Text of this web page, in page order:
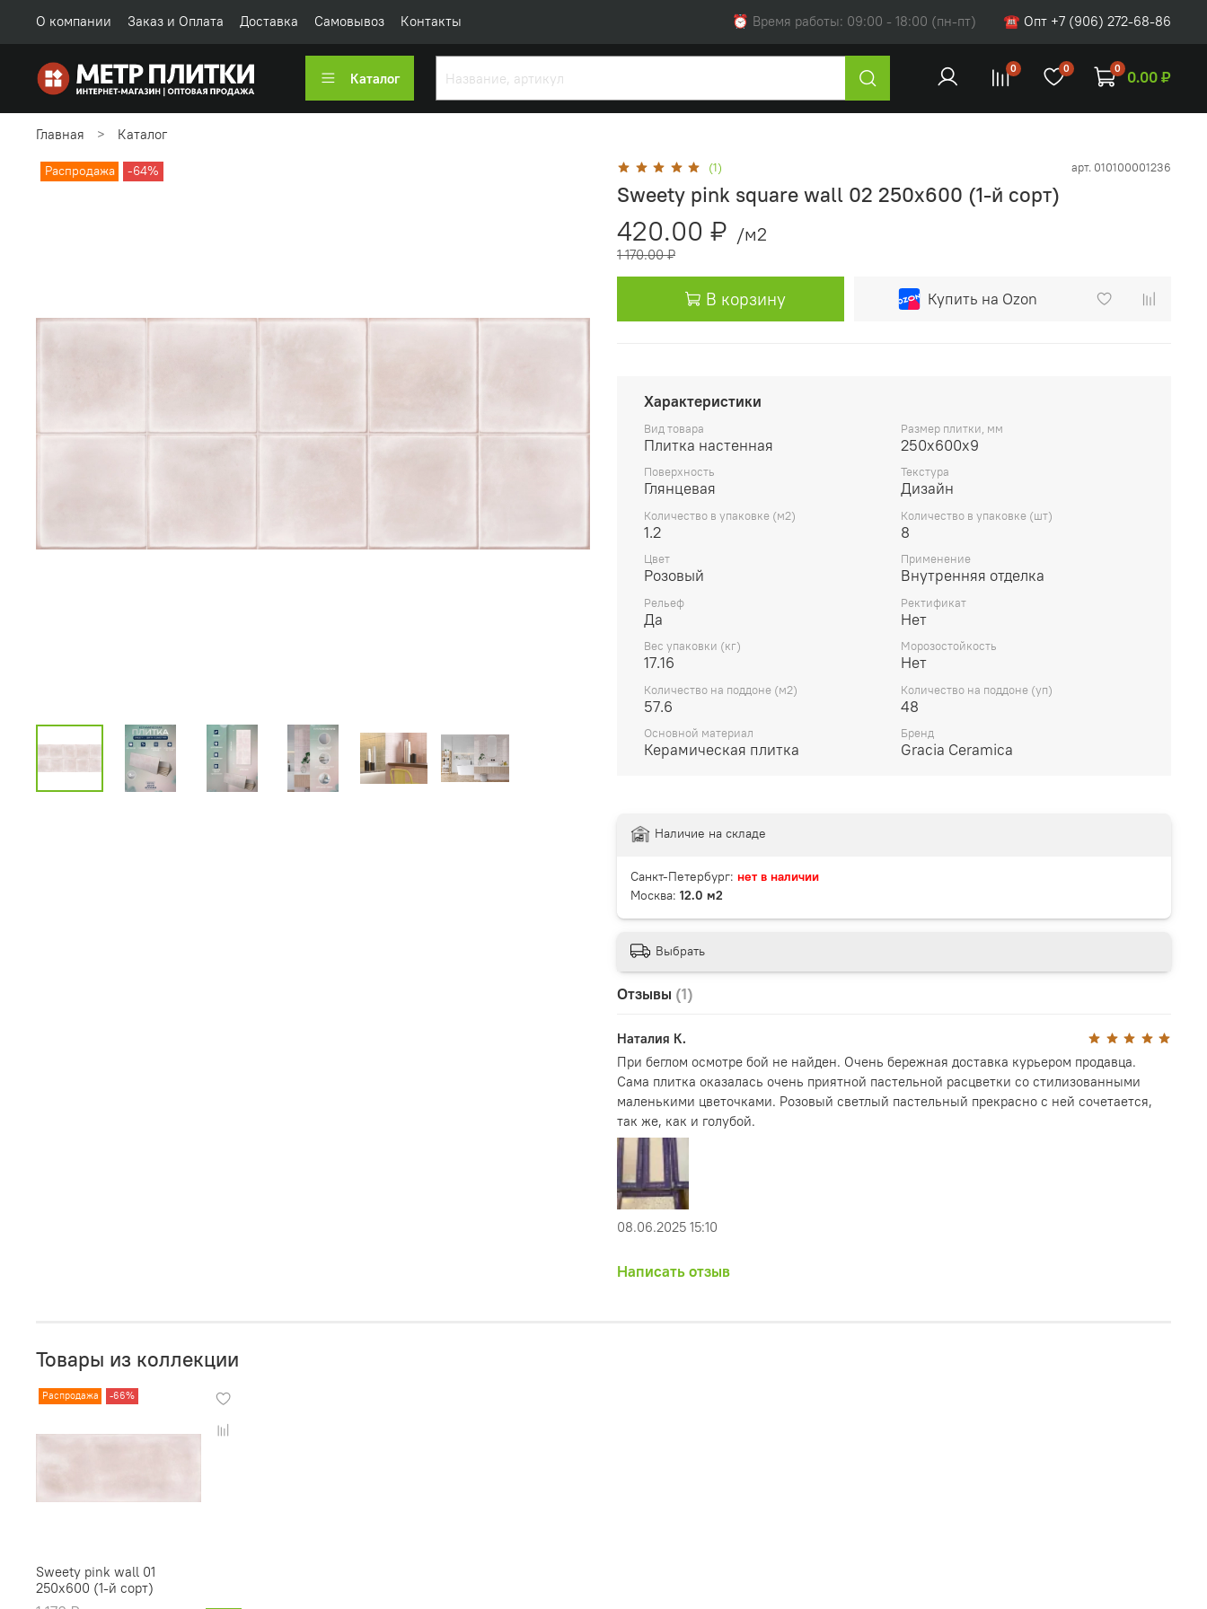
О компании Заказ и Оплата Доставка Самовывоз Контакты ⏰ Время работы: 09:00 - 18:00 (пн-пт) ☎ Опт +7 (906) 272-68-86
Каталог
0 0 0 0.00 ₽
Главная Каталог
Распродажа -64% (1) арт. 010100001236
Sweety pink square wall 02 250х600 (1-й сорт)
420.00 ₽ /м2
1 170.00 ₽
В корзину Купить на Ozon
Характеристики
Вид товара
Плитка настенная
Размер плитки, мм
250х600х9
Поверхность
Глянцевая
Текстура
Дизайн
Количество в упаковке (м2)
1.2
Количество в упаковке (шт)
8
Цвет
Розовый
Применение
Внутренняя отделка
Рельеф
Да
Ректификат
Нет
Вес упаковки (кг)
17.16
Морозостойкость
Нет
Количество на поддоне (м2)
57.6
Количество на поддоне (уп)
48
Основной материал
Керамическая плитка
Бренд
Gracia Ceramica
Отзывы (1)
Наталия К.
При беглом осмотре бой не найден. Очень бережная доставка курьером продавца.
Сама плитка оказалась очень приятной пастельной расцветки со стилизованными
маленькими цветочками. Розовый светлый пастельный прекрасно с ней сочетается,
так же, как и голубой.
08.06.2025 15:10
Написать отзыв
Наличие на складе
Санкт-Петербург: нет в наличии
Москва: 12.0 м2
Выбрать
Товары из коллекции
Распродажа -66%
Sweety pink wall 01
250х600 (1-й сорт)